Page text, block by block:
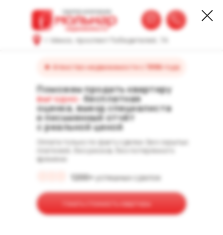
Оплата только по факту сделки. Без скрытых
платежей, без рисков, без потерянного
времени.
г. Минск, проспект Победителей, 7А
Агенство недвижимости с 1996года
Поможем продать квартиру
выгодно: бесплатная
оценка, выезд специалиста
и письменный отчёт
с реальной ценой
1200+успешных сделок
Узнать стоимость квартиры